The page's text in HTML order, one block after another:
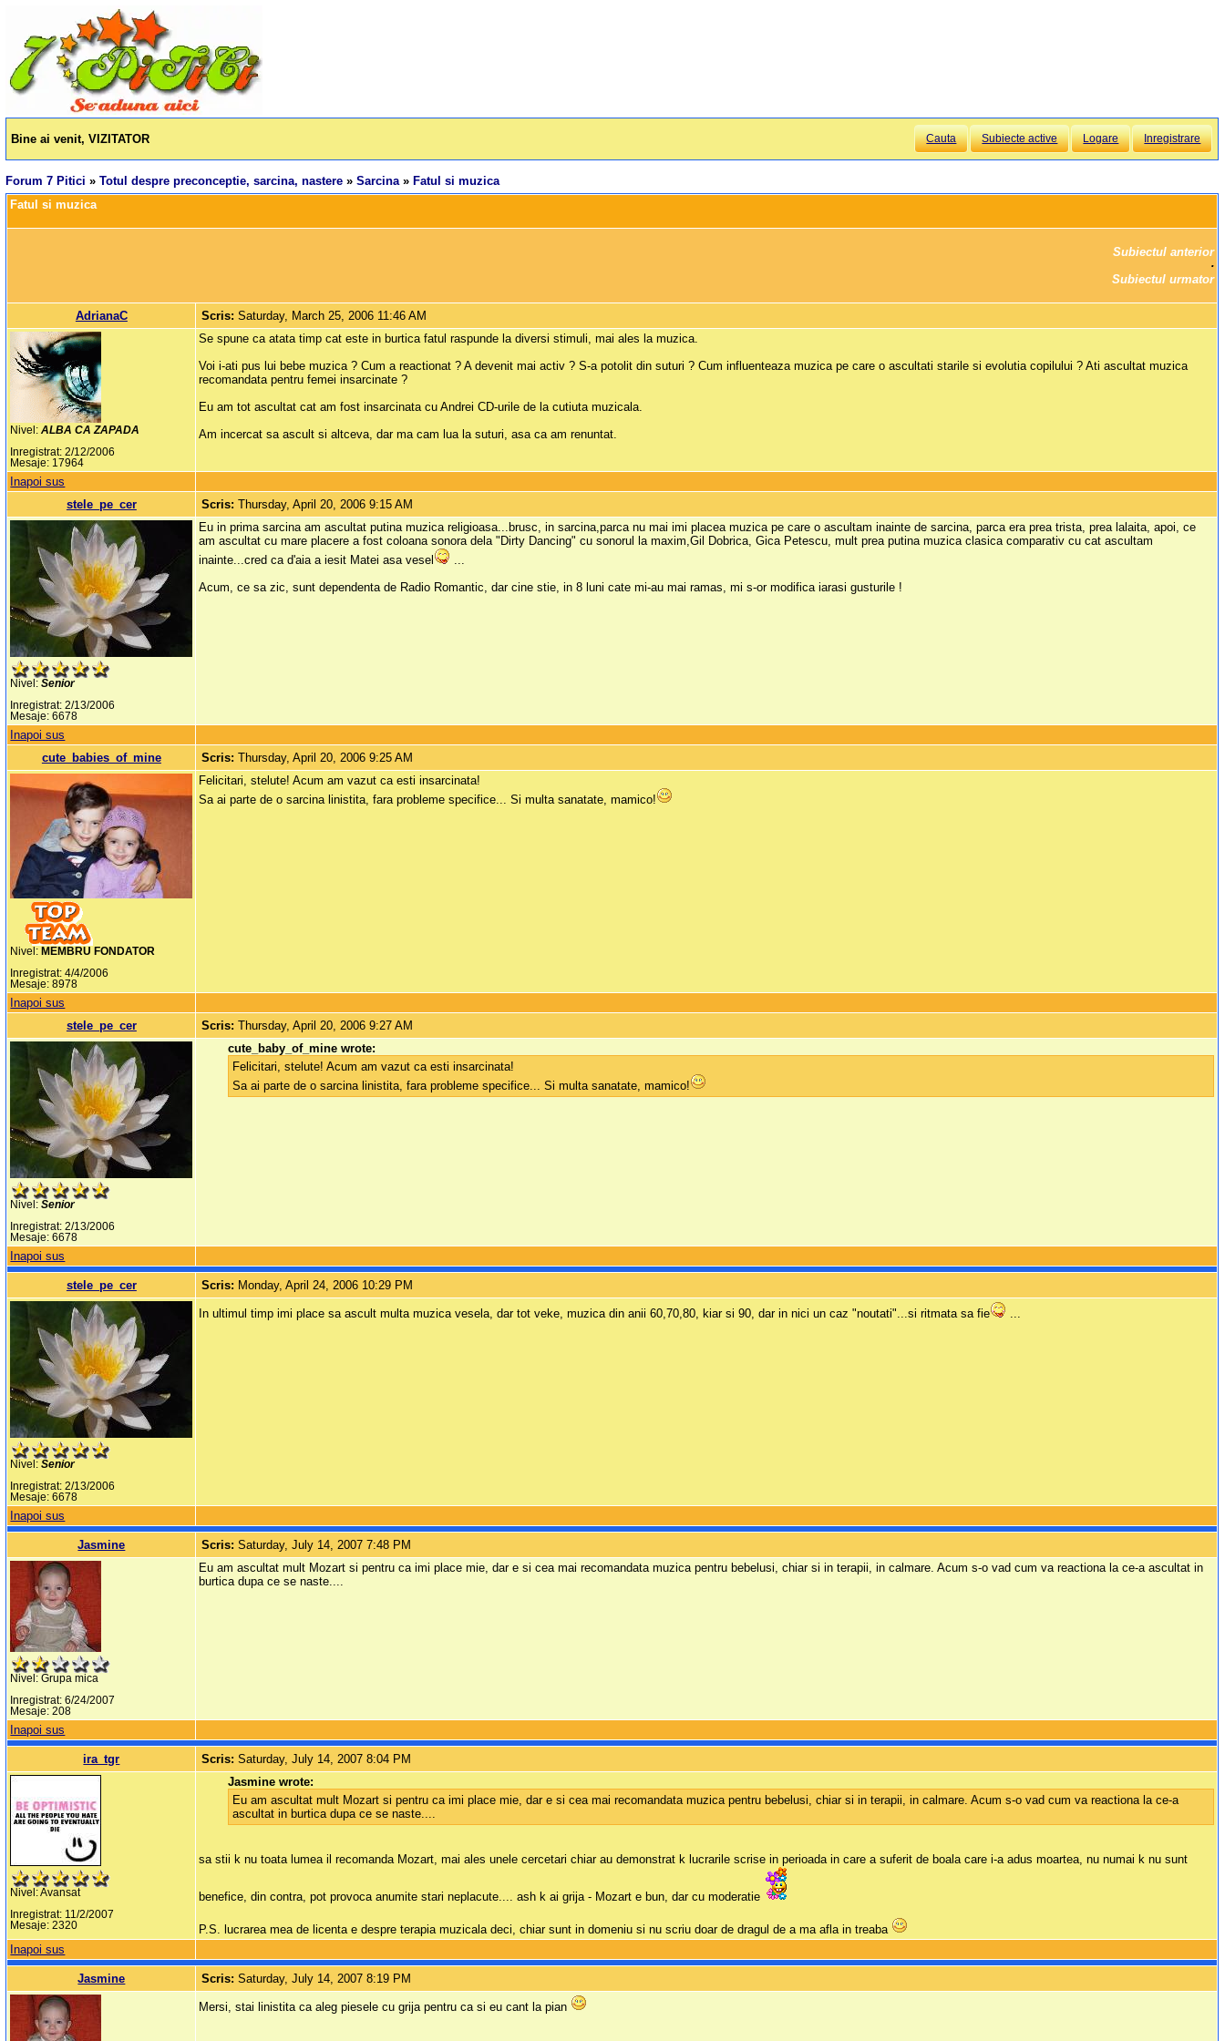
Bine ai venit, VIZITATOR Cauta Subiecte active Logare Inregistrare
Forum 7 Pitici »Totul despre preconceptie, sarcina, nastere »Sarcina» Fatul si muzica
Fatul si muzica
Subiectul anterior
Subiectul urmator
AdrianaC Scris:Saturday, March 25, 2006 11:46 AM
Nivel:ALBA CA ZAPADA
Inregistrat: 2/12/2006
Mesaje: 17964
Se spune ca atata timp cat este in burtica fatul raspunde la diversi stimuli, mai ales la muzica.
Voi i-ati pus lui bebe muzica ? Cum a reactionat ? A devenit mai activ ? S-a potolit din suturi ? Cum influenteaza muzica pe care o ascultati starile si evolutia copilului ? Ati ascultat muzica
recomandata pentru femei insarcinate ?
Eu am tot ascultat cat am fost insarcinata cu Andrei CD-urile de la cutiuta muzicala.
Am incercat sa ascult si altceva, dar ma cam lua la suturi, asa ca am renuntat.
Inapoi sus
stele_pe_cer
Scris:Thursday, April 20, 2006 9:15 AM
Nivel:Senior
Inregistrat: 2/13/2006
Mesaje: 6678
Eu in prima sarcina am ascultat putina muzica religioasa...brusc, in sarcina,parca nu mai imi placea muzica pe care o ascultam inainte de sarcina, parca era prea trista, prea lalaita, apoi, ce
am ascultat cu mare placere a fost coloana sonora dela "Dirty Dancing" cu sonorul la maxim,Gil Dobrica, Gica Petescu, mult prea putina muzica clasica comparativ cu cat ascultam
inainte...cred ca d'aia a iesit Matei asa vesel
...
Acum, ce sa zic, sunt dependenta de Radio Romantic, dar cine stie, in 8 luni cate mi-au mai ramas, mi s-or modifica iarasi gusturile !
Inapoi sus
cute_babies_of_mine
Scris:Thursday, April 20, 2006 9:25 AM
Nivel: MEMBRU FONDATOR
Inregistrat: 4/4/2006
Mesaje: 8978
Felicitari, stelute! Acum am vazut ca esti insarcinata!
Sa ai parte de o sarcina linistita, fara probleme specifice... Si multa sanatate, mamico!
Inapoi sus
stele_pe_cer
Scris:Thursday, April 20, 2006 9:27 AM
Nivel:Senior
Inregistrat: 2/13/2006
Mesaje: 6678
cute_baby_of_mine wrote:
Felicitari, stelute! Acum am vazut ca esti insarcinata!
Sa ai parte de o sarcina linistita, fara probleme specifice... Si multa sanatate, mamico!
Inapoi sus
stele_pe_cer Scris: Monday, April 24, 2006 10:29 PM
Nivel:Senior
Inregistrat: 2/13/2006
Mesaje: 6678
In ultimul timp imi place sa ascult multa muzica vesela, dar tot veke, muzica din anii 60,70,80, kiar si 90, dar in nici un caz "noutati"...si ritmata sa fie ...
Inapoi sus
Jasmine Scris:Saturday, July 14, 2007 7:48 PM
Nivel: Grupa mica
Inregistrat: 6/24/2007
Mesaje: 208
Eu am ascultat mult Mozart si pentru ca imi place mie, dar e si cea mai recomandata muzica pentru bebelusi, chiar si in terapii, in calmare. Acum s-o vad cum va reactiona la ce-a ascultat in
burtica dupa ce se naste....
Inapoi sus
ira_tgr Scris:Saturday, July 14, 2007 8:04 PM
Nivel: Avansat
Inregistrat: 11/2/2007
Mesaje: 2320
Jasmine wrote:
Eu am ascultat mult Mozart si pentru ca imi place mie, dar e si cea mai recomandata muzica pentru bebelusi, chiar si in terapii, in calmare. Acum s-o vad cum va reactiona la ce-a
ascultat in burtica dupa ce se naste....
sa stii k nu toata lumea il recomanda Mozart, mai ales unele cercetari chiar au demonstrat k lucrarile scrise in perioada in care a suferit de boala care i-a adus moartea, nu numai k nu sunt
benefice, din contra, pot provoca anumite stari neplacute.... ash k ai grija - Mozart e bun, dar cu moderatie
P.S. lucrarea mea de licenta e despre terapia muzicala deci, chiar sunt in domeniu si nu scriu doar de dragul de a ma afla in treaba
Inapoi sus
Jasmine Scris:Saturday, July 14, 2007 8:19 PM
Mersi, stai linistita ca aleg piesele cu grija pentru ca si eu cant la pian